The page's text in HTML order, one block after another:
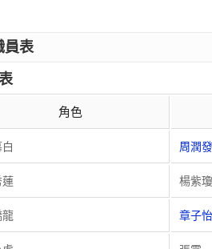
員表
角色
周潤發
蓮 楊紫瓊
龍 章子怡